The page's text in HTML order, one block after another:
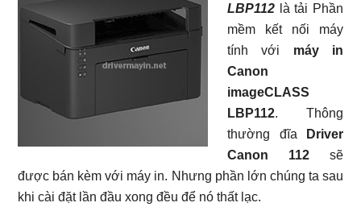
LBP112 là tải Phần
mềm kết nối máy
tính với máy in
Canon
imageCLASS
LBP112. Thông
thường đĩa
Driver
Canon 112 sẽ
được bán kèm với máy in. Nhưng phần lớn chúng ta sau
khi cài đặt lần đầu xong đều để nó thất lạc.